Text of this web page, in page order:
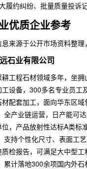
履约纠纷、批量质量投诉
优质企业参考
来源于公开市场资料整
石业有限公司
工程石材领域多年，坐
设备，300多名专业员工
配套加工，面向华东区
全产业链运营，日产能可
，产品放射性达标A类标
支持个性化尺寸、表面工
检报告，可满足大中型工
累计落地300余项国内外